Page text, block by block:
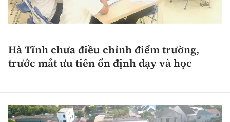
Thông tin tòa
soạn
Hà Tĩnh chưa điều chỉnh điểm trường,
trước mắt ưu tiên ổn định dạy và học